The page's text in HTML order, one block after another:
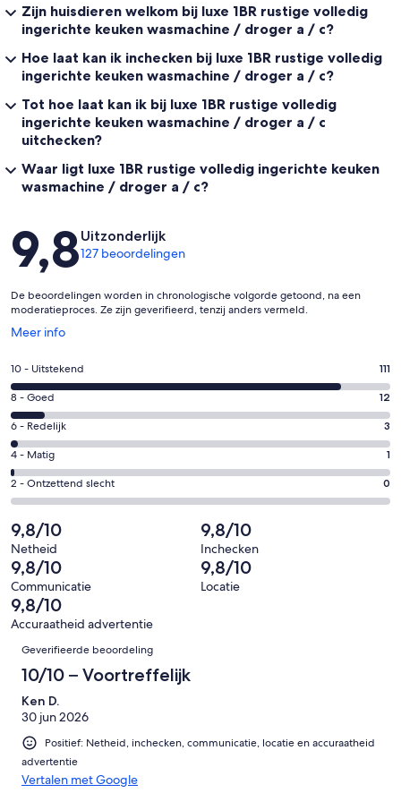
Zijn huisdieren welkom bij luxe 1BR rustige volledig
ingerichte keuken wasmachine / droger a / c?
Hoe laat kan ik inchecken bij luxe 1BR rustige volledig
ingerichte keuken wasmachine / droger a / c?
Tot hoe laat kan ik bij luxe 1BR rustige volledig
ingerichte keuken wasmachine / droger a / c
uitchecken?
Waar ligt luxe 1BR rustige volledig ingerichte keuken
wasmachine / droger a / c?
Beoordelingen
9,8Uitzonderlijk
127 beoordelingen
De beoordelingen worden in chronologische volgorde getoond, na een
moderatieproces. Ze zijn geverifieerd, tenzij anders vermeld.
Meer info
Opent
een
nieuw
venster
Gastenscore:
10
-
Uitstekend.
111
van
127
beoordelingen
10 - Uitstekend 111
Gastenscore:
8
-
Goed.
12
van
beoordelingen
8 - Goed 12
Gastenscore:
6
-
Redelijk.
3
van
127
beoordelingen
6 - Redelijk 3
Gastenscore:
4
-
1
van
127
beoordelingen
4 - Matig 1
Gastenscore:
2
-
Ontzettend
slecht.
0
van
127
2 - Ontzettend slecht 0
9,8/10
Netheid
9,8/10
Inchecken
9,8/10
Communicatie
9,8/10
Locatie
9,8/10
Accuraatheid advertentie
Beoordelingen
Geverifieerde beoordeling
10/10 – Voortreffelijk
Ken D.
30 jun 2026
Positief: Netheid, inchecken, communicatie, locatie en accuraatheid
advertentie
Vertalen met Google